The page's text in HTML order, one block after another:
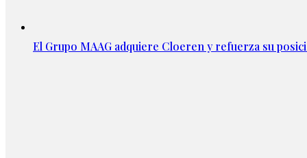
El Grupo MAAG adquiere Cloeren y refuerza su